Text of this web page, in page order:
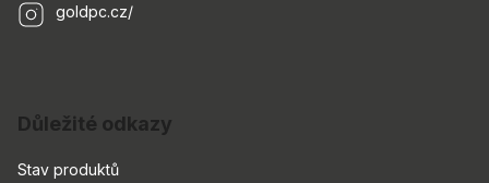
goldpc.cz/
Důležité odkazy
Stav produktů